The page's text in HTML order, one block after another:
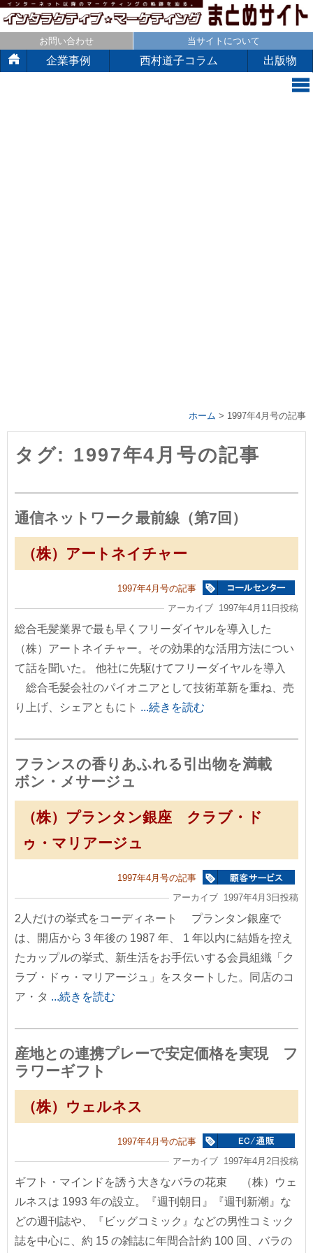
お問い合わせ 当サイトについて
企業事例 西村道子コラム 出版物
ホーム > 1997年4月号の記事
タグ: 1997年4月号の記事
通信ネットワーク最前線（第7回）
（株）アートネイチャー
1997年4月号の記事
アーカイブ 1997年4月11日投稿
総合毛髪業界で最も早くフリーダイヤルを導入した
（株）アートネイチャー。その効果的な活用方法につい
て話を聞いた。 他社に先駆けてフリーダイヤルを導入
総合毛髪会社のパイオニアとして技術革新を重ね、売
り上げ、シェアともにト ...続きを読む
フランスの香りあふれる引出物を満載
ボン・メサージュ
（株）プランタン銀座 クラブ・ド
ゥ・マリアージュ
1997年4月号の記事
アーカイブ 1997年4月3日投稿
2人だけの挙式をコーディネート プランタン銀座で
は、開店から 3 年後の 1987 年、 1 年以内に結婚を控え
たカップルの挙式、新生活をお手伝いする会員組織「ク
ラブ・ドゥ・マリアージュ」をスタートした。同店のコ
ア・タ ...続きを読む
産地との連携プレーで安定価格を実現 フ
ラワーギフト
（株）ウェルネス
1997年4月号の記事
アーカイブ 1997年4月2日投稿
ギフト・マインドを誘う大きなバラの花束 （株）ウェ
ルネスは 1993 年の設立。『週刊朝日』『週刊新潮』な
どの週刊誌や、『ビッグコミック』などの男性コミック
誌を中心に、約 15 の雑誌に年間合計約 100 回、バラの